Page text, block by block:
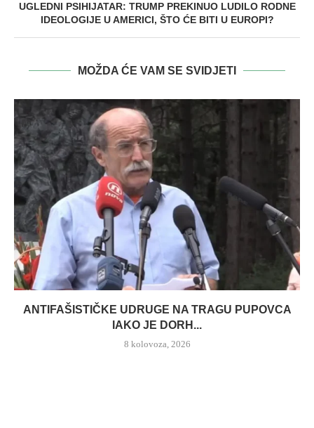
UGLEDNI PSIHIJATAR: TRUMP PREKINUO LUDILO RODNE
IDEOLOGIJE U AMERICI, ŠTO ĆE BITI U EUROPI?
MOŽDA ĆE VAM SE SVIDJETI
ANTIFAŠISTIČKE UDRUGE NA TRAGU PUPOVCA
IAKO JE DORH...
8 kolovoza, 2026